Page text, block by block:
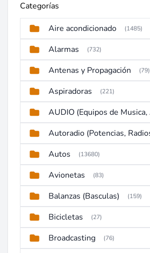
Categorías
Aire acondicionado (1485)
Alarmas (732)
Antenas y Propagación (79)
Aspiradoras (221)
Autos (13680)
Avionetas (83)
Balanzas (Basculas) (159)
Bicicletas (27)
Broadcasting (76)